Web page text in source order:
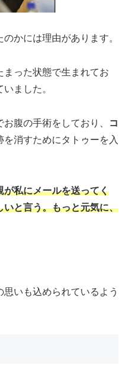
かには理由があります。
まった状態で生まれてお
ました。
お腹の手術をしており、
コ
を消すためにタトゥーを入
が私にメールを送ってく
と言う。もっと元気に、
いも込められているよう